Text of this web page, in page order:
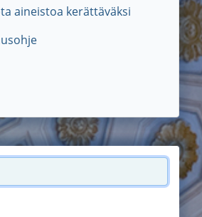
aineistoa kerättäväksi